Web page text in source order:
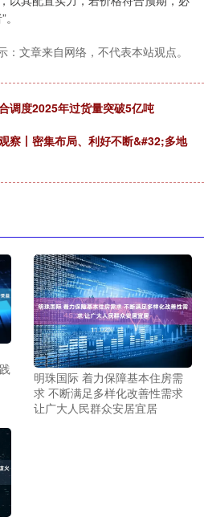
：文章来自网络，不代表本站观点。
调度2025年过货量突破5亿吨
察丨密集布局、利好不断&#32;多地
明珠国际 着力保障基本住房需
求 不断满足多样化改善性需求
让广大人民群众安居宜居